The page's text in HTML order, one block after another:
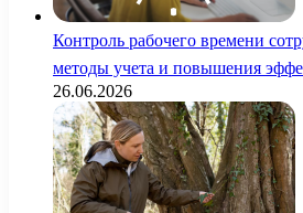
Контроль рабочего времени
методы учета и повышения
26.06.2026